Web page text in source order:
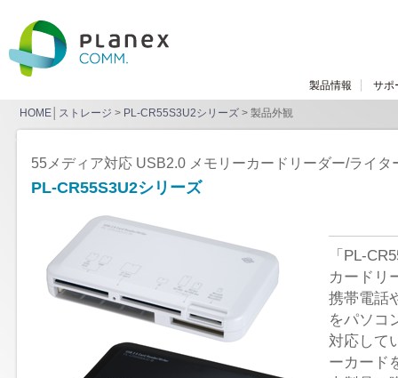
製品情報 サポ
HOME ストレージ > PL-CR55S3U2シリーズ > 製品外観
55メディア対応 USB2.0 メモリーカードリーダー/ライタ
PL-CR55S3U2シリーズ
「PL-
カードリ
携帯電話
をパソコ
対応して
ーカード